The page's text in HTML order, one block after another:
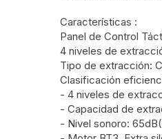
Características :
Panel de Control
4 niveles de
Tipo de extracción:
Clasificación
- 4 niveles de
- Capacidad de
- Nivel sonoro: